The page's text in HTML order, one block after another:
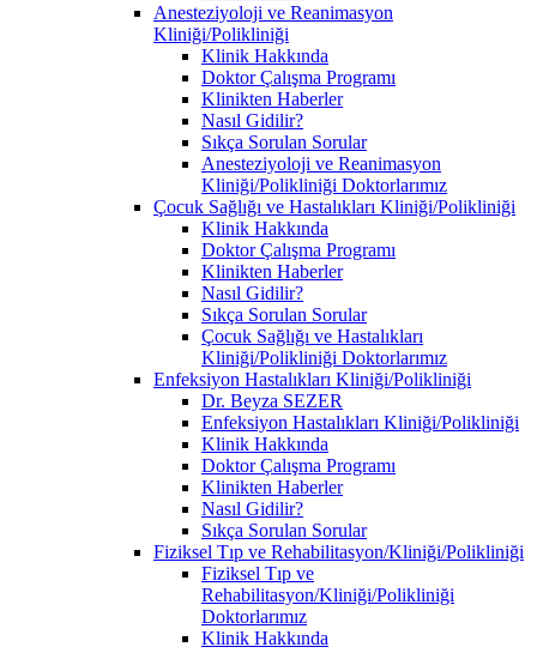
Anesteziyoloji ve Reanimasyon
Kliniği/Polikliniği
Klinik Hakkında
Doktor Çalışma Programı
Klinikten Haberler
Nasıl Gidilir?
Sıkça Sorulan Sorular
Anesteziyoloji ve Reanimasyon
Kliniği/Polikliniği Doktorlarımız
Çocuk Sağlığı ve Hastalıkları Kliniği/Polikliniği
Klinik Hakkında
Doktor Çalışma Programı
Klinikten Haberler
Nasıl Gidilir?
Sıkça Sorulan Sorular
Çocuk Sağlığı ve Hastalıkları
Kliniği/Polikliniği Doktorlarımız
Enfeksiyon Hastalıkları Kliniği/Polikliniği
Dr. Beyza SEZER
Enfeksiyon Hastalıkları Kliniği/Polikliniği
Klinik Hakkında
Doktor Çalışma Programı
Klinikten Haberler
Nasıl Gidilir?
Sıkça Sorulan Sorular
Fiziksel Tıp ve Rehabilitasyon/Kliniği/Polikliniği
Fiziksel Tıp ve
Rehabilitasyon/Kliniği/Polikliniği
Doktorlarımız
Klinik Hakkında